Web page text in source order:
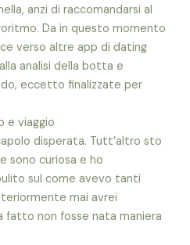
anzi di raccomandarsi al
Da in questo momento
verso altre app di dating
analisi della botta e
eccetto finalizzate per
e viaggio
disperata. Tutt’altro sto
sono curiosa e ho
sul come avevo tanti
mai avrei
fatto non fosse nata maniera